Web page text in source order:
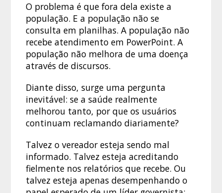
O problema é que fora dela existe a
população. E a população não se
consulta em planilhas. A população não
recebe atendimento em PowerPoint. A
população não melhora de uma doença
através de discursos.
Diante disso, surge uma pergunta
inevitável: se a saúde realmente
melhorou tanto, por que os usuários
continuam reclamando diariamente?
Talvez o vereador esteja sendo mal
informado. Talvez esteja acreditando
fielmente nos relatórios que recebe. Ou
talvez esteja apenas desempenhando o